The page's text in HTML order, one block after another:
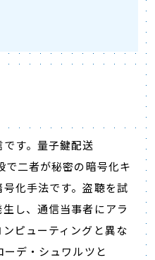
す。量子鍵配送
で二者が秘密の暗号化キ
化手法です。盗聴を試
し、通信当事者にアラ
ピューティングと異な
ーデ・シュワルツと